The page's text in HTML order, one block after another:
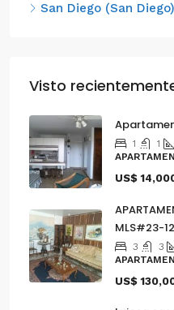
San Diego (San Diego)
Visto
1 1
US$
MLS#23-
3 3
US$